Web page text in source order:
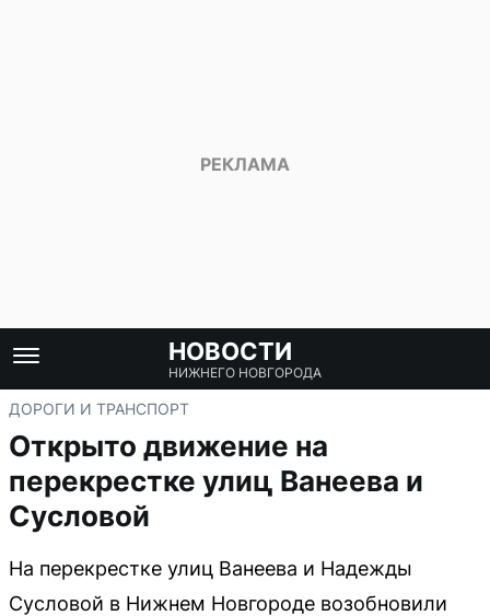
НОВОСТИ
НИЖНЕГО НОВГОРОДА
ДОРОГИ И ТРАНСПОРТ
Открыто движение на
перекрестке улиц Ванеева и
Сусловой
На перекрестке улиц Ванеева и Надежды
Сусловой в Нижнем Новгороде возобновили